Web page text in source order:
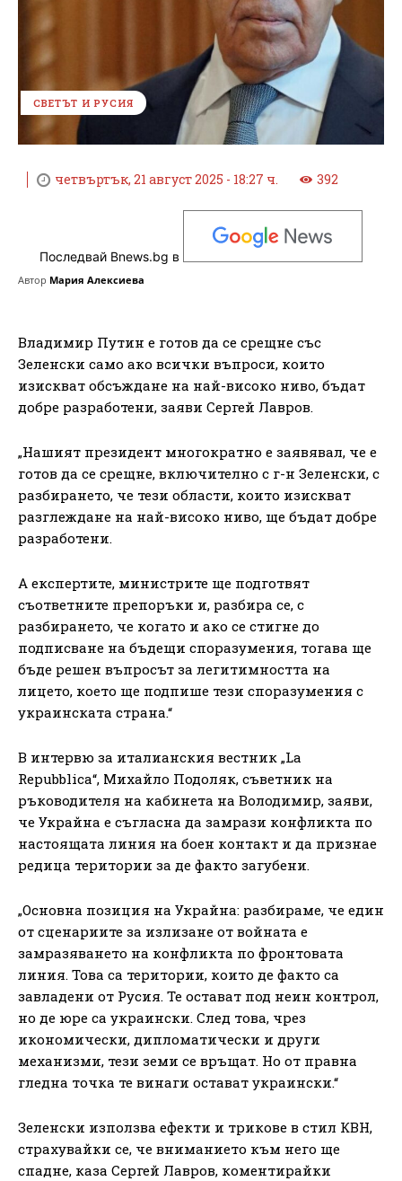
СВЕТЪТ И РУСИЯ
четвъртък, 21 август 2025 - 18:27 ч. 392
Последвай Bnews.bg в
Автор Мария Алексиева
Владимир Путин е готов да се срещне със
Зеленски само ако всички въпроси, които
изискват обсъждане на най-високо ниво, бъдат
добре разработени, заяви Сергей Лавров.
„Нашият президент многократно е заявявал, че е
готов да се срещне, включително с г-н Зеленски, с
разбирането, че тези области, които изискват
разглеждане на най-високо ниво, ще бъдат добре
разработени.
А експертите, министрите ще подготвят
съответните препоръки и, разбира се, с
разбирането, че когато и ако се стигне до
подписване на бъдещи споразумения, тогава ще
бъде решен въпросът за легитимността на
лицето, което ще подпише тези споразумения с
украинската страна.“
В интервю за италианския вестник „La
Repubblica“, Михайло Подоляк, съветник на
ръководителя на кабинета на Володимир, заяви,
че Украйна е съгласна да замрази конфликта по
настоящата линия на боен контакт и да признае
редица територии за де факто загубени.
„Основна позиция на Украйна: разбираме, че един
от сценариите за излизане от войната е
замразяването на конфликта по фронтовата
линия. Това са територии, които де факто са
завладени от Русия. Те остават под неин контрол,
но де юре са украински. След това, чрез
икономически, дипломатически и други
механизми, тези земи се връщат. Но от правна
гледна точка те винаги остават украински.“
Зеленски използва ефекти и трикове в стил КВН,
страхувайки се, че вниманието към него ще
спадне, каза Сергей Лавров, коментирайки